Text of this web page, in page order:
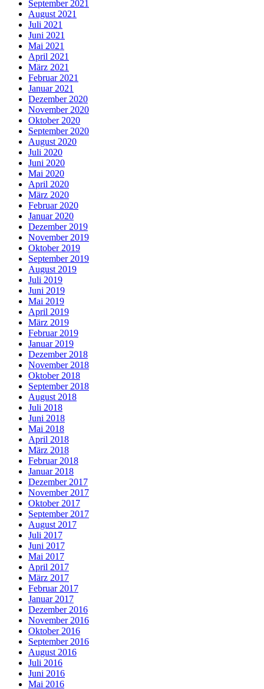
September 2021
August 2021
Juli 2021
Juni 2021
Mai 2021
April 2021
März 2021
Februar 2021
Januar 2021
Dezember 2020
November 2020
Oktober 2020
September 2020
August 2020
Juli 2020
Juni 2020
Mai 2020
April 2020
März 2020
Februar 2020
Januar 2020
Dezember 2019
November 2019
Oktober 2019
September 2019
August 2019
Juli 2019
Juni 2019
Mai 2019
April 2019
März 2019
Februar 2019
Januar 2019
Dezember 2018
November 2018
Oktober 2018
September 2018
August 2018
Juli 2018
Juni 2018
Mai 2018
April 2018
März 2018
Februar 2018
Januar 2018
Dezember 2017
November 2017
Oktober 2017
September 2017
August 2017
Juli 2017
Juni 2017
Mai 2017
April 2017
März 2017
Februar 2017
Januar 2017
Dezember 2016
November 2016
Oktober 2016
September 2016
August 2016
Juli 2016
Juni 2016
Mai 2016